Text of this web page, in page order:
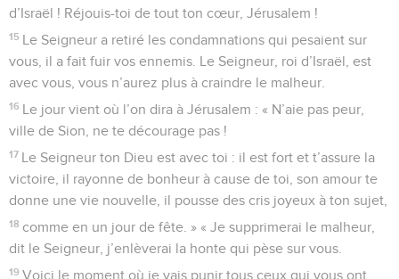
d’Israël ! Réjouis-toi de tout ton cœur, Jérusalem !
15 Le Seigneur a retiré les condamnations qui pesaient sur
vous, il a fait fuir vos ennemis. Le Seigneur, roi d’Israël, est
avec vous, vous n’aurez plus à craindre le malheur.
16 Le jour vient où l’on dira à Jérusalem : « N’aie pas peur,
ville de Sion, ne te décourage pas !
17 Le Seigneur ton Dieu est avec toi : il est fort et t’assure la
victoire, il rayonne de bonheur à cause de toi, son amour te
donne une vie nouvelle, il pousse des cris joyeux à ton sujet,
18 comme en un jour de fête. » « Je supprimerai le malheur,
dit le Seigneur, j’enlèverai la honte qui pèse sur vous.
19 Voici le moment où je vais punir tous ceux qui vous ont